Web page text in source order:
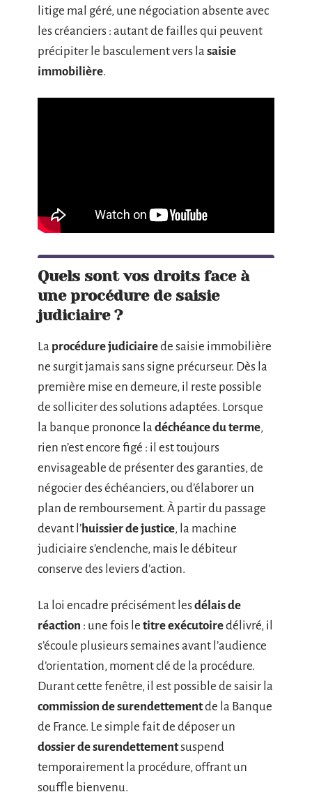
litige mal géré, une négociation absente avec
les créanciers : autant de failles qui peuvent
précipiter le basculement vers la saisie
immobilière.
Quels sont vos droits face à
une procédure de saisie
judiciaire ?
La procédure judiciairede saisie immobilière
ne surgit jamais sans signe précurseur. Dès la
première mise en demeure, il reste possible
de solliciter des solutions adaptées. Lorsque
la banque prononce la déchéance du terme,
rien n’est encore figé : il est toujours
envisageable de présenter des garanties, de
négocier des échéanciers, ou d’élaborer un
plan de remboursement. À partir du passage
devant l’huissier de justice, la machine
judiciaire s’enclenche, mais le débiteur
conserve des leviers d’action.
La loi encadre précisément lesdélais de
réaction : une fois le titre exécutoiredélivré, il
s’écoule plusieurs semaines avant l’audience
d’orientation, moment clé de la procédure.
Durant cette fenêtre, il est possible de saisir la
commission de surendettementde la Banque
de France. Le simple fait de déposer un
dossier de surendettementsuspend
temporairement la procédure, offrant un
souffle bienvenu.